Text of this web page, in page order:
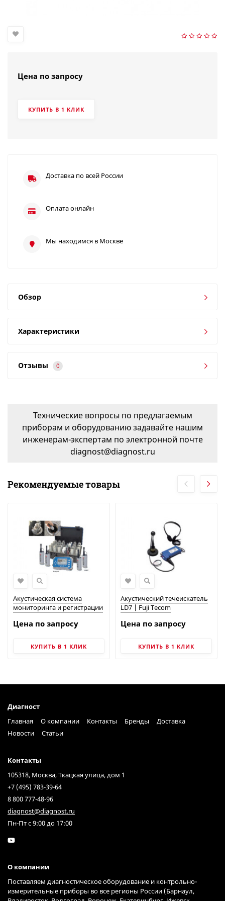
Цена по запросу
КУПИТЬ В 1 КЛИК
Доставка по всей России
Оплата онлайн
Мы находимся в Москве
Обзор
Характеристики
Отзывы 0
Технические вопросы по предлагаемым
приборам и оборудованию задавайте нашим
инженерам-экспертам по электронной почте
diagnost@diagnost.ru
Рекомендуемые товары
Акустическая система
мониторинга и регистрации
Цена по запросу
КУПИТЬ В 1 КЛИК
Акустический течеискатель
LD7 | Fuji Tecom
Цена по запросу
КУПИТЬ В 1 КЛИК
Диагност
Главная
О компании Контакты Бренды
Доставка
Новости
Статьи
Контакты
105318, Москва, Ткацкая улица, дом 1
+7 (495) 783-39-64
8 800 777-48-96
diagnost@diagnost.ru
Пн-Пт с 9:00 до 17:00
О компании
Поставляем диагностическое оборудование и контрольно-
измерительные приборы во все регионы России (Барнаул,